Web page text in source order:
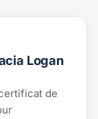
Logan
de